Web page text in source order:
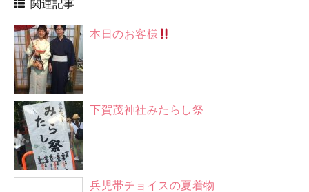
関連記事
本日のお客様
下賀茂神社みたらし祭
兵児帯チョイスの夏着物